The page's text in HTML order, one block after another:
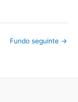
Fundo seguinte →